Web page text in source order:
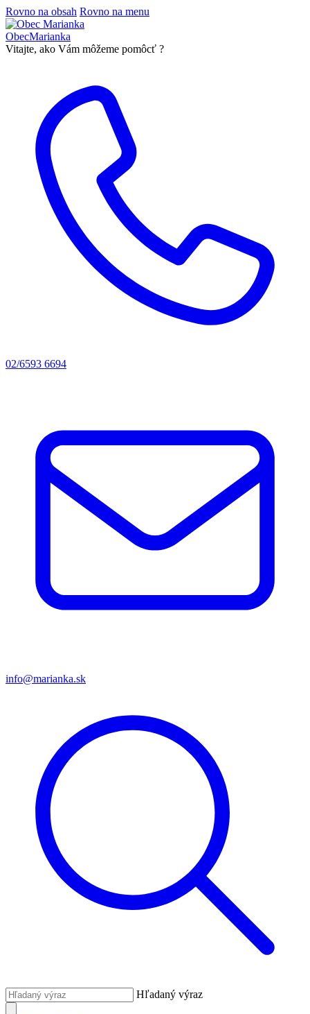
Rovno na obsah Rovno na menu
ObecMarianka
Vitajte, ako Vám môžeme pomôcť ?
02/6593 6694
info@marianka.sk
Hľadaný výraz